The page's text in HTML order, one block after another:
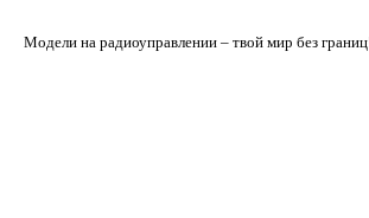
Модели на радиоуправлении – твой мир без